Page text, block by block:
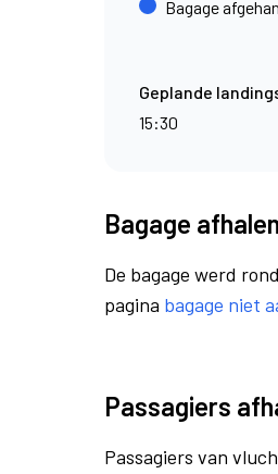
Bagage
Geplande
15:30
Bagage
De bagage werd
pagina bagage niet
Passagiers
Passagiers van